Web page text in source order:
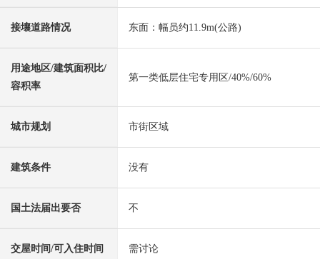
接壤道路情况 东面：幅员约11.9m(公路)
用途地区/建筑面积比/
容积率
第一类低层住宅专用区/40%/60%
城市规划 市街区域
建筑条件 没有
国土法届出要否 不
交屋时间/可入住时间 需讨论